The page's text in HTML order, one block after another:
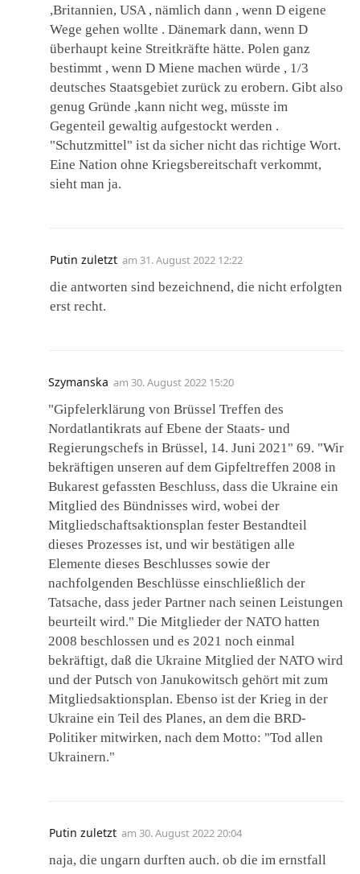
,Britannien, USA , nämlich dann , wenn D eigene
Wege gehen wollte . Dänemark dann, wenn D
überhaupt keine Streitkräfte hätte. Polen ganz
bestimmt , wenn D Miene machen würde , 1/3
deutsches Staatsgebiet zurück zu erobern. Gibt also
genug Gründe ,kann nicht weg, müsste im
Gegenteil gewaltig aufgestockt werden .
"Schutzmittel" ist da sicher nicht das richtige Wort.
Eine Nation ohne Kriegsbereitschaft verkommt,
sieht man ja.
Putin zuletzt am 31. August 2022 12:22
die antworten sind bezeichnend, die nicht erfolgten
erst recht.
Szymanska am 30. August 2022 15:20
"Gipfelerklärung von Brüssel Treffen des
Nordatlantikrats auf Ebene der Staats- und
Regierungschefs in Brüssel, 14. Juni 2021" 69. "Wir
bekräftigen unseren auf dem Gipfeltreffen 2008 in
Bukarest gefassten Beschluss, dass die Ukraine ein
Mitglied des Bündnisses wird, wobei der
Mitgliedschaftsaktionsplan fester Bestandteil
dieses Prozesses ist, und wir bestätigen alle
Elemente dieses Beschlusses sowie der
nachfolgenden Beschlüsse einschließlich der
Tatsache, dass jeder Partner nach seinen Leistungen
beurteilt wird." Die Mitglieder der NATO hatten
2008 beschlossen und es 2021 noch einmal
bekräftigt, daß die Ukraine Mitglied der NATO wird
und der Putsch von Janukowitsch gehört mit zum
Mitgliedsaktionsplan. Ebenso ist der Krieg in der
Ukraine ein Teil des Planes, an dem die BRD-
Politiker mitwirken, nach dem Motto: "Tod allen
Ukrainern."
Putin zuletzt am 30. August 2022 20:04
naja, die ungarn durften auch. ob die im ernstfall